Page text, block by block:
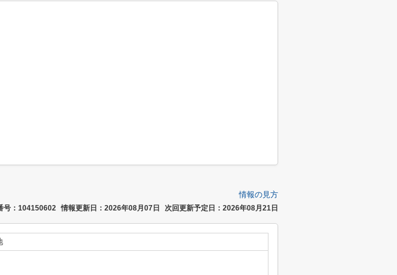
情報の見方
号：104150602 情報更新日：2026年08月07日 次回更新予定日：2026年08月21日